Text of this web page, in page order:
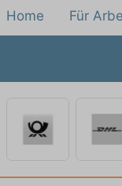
Home Für